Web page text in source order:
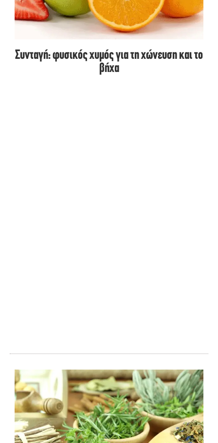
Συνταγή: φυσικός χυμός για τη χώνευση και το
βήχα